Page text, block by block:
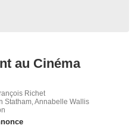
au Cinéma
Richet
Statham, Annabelle Wallis